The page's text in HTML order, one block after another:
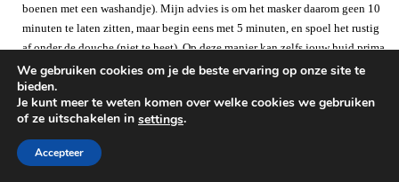
boenen met een washandje). Mijn advies is om het masker daarom geen 10
minuten te laten zitten, maar begin eens met 5 minuten, en spoel het rustig
af onder de douche (niet te heet). Op deze manier kan zelfs jouw huid prima
een kleimasker verdragen!
BEANTWOORDEN
LOÏS
We gebruiken cookies om je de beste ervaring op onze site te
bieden.
Je kunt meer te weten komen over welke cookies we gebruiken
of ze uitschakelen in settings.
Accepteer